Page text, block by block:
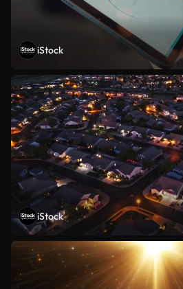
iStock
iStock